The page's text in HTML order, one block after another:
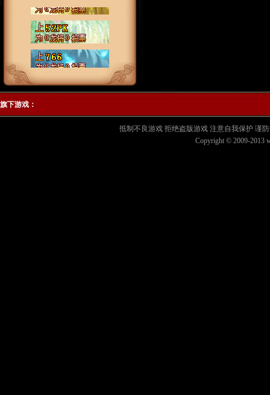
旗下游戏：
抵制不良游戏 拒绝盗版游戏 注意自我保护 谨
Copyright © 2009-2013